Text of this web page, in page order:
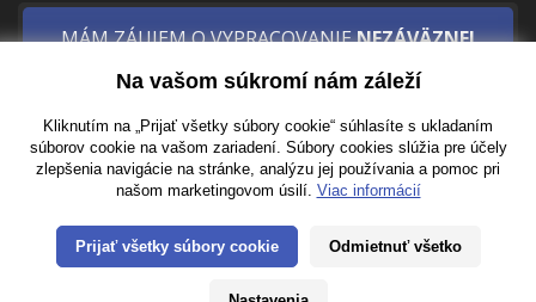
MÁM ZÁUJEM O VYPRACOVANIENEZÁVÄZNEJ
Mapa stránok · 0905 272 672 · info@sadrokarton.sk
© 2014 LEMARCK Slovakia s.r.o. Všetky práva vyhradené.Design by KREA.
Na vašom súkromí nám záleží
Kliknutím na „Prijať všetky súbory cookie“ súhlasíte s ukladaním
súborov cookie na vašom zariadení. Súbory cookies slúžia pre účely
zlepšenia navigácie na stránke, analýzu jej používania a pomoc pri
našom marketingovom úsilí. Viac informácií
Prijať všetky súbory cookie Odmietnuť všetko